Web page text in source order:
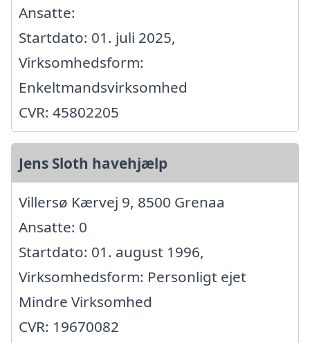
Ansatte:
Startdato: 01. juli 2025,
Virksomhedsform:
Enkeltmandsvirksomhed
CVR: 45802205
Jens Sloth havehjælp
Villersø Kærvej 9, 8500 Grenaa
Ansatte: 0
Startdato: 01. august 1996,
Virksomhedsform: Personligt ejet
Mindre Virksomhed
CVR: 19670082